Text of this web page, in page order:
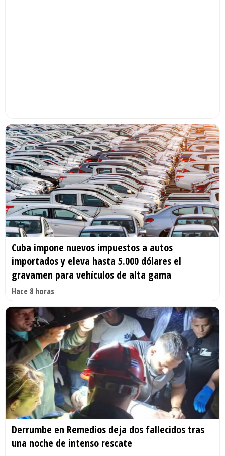
Cuba impone nuevos impuestos a autos
importados y eleva hasta 5.000 dólares el
gravamen para vehículos de alta gama
Hace 8 horas
Derrumbe en Remedios deja dos fallecidos tras
una noche de intenso rescate